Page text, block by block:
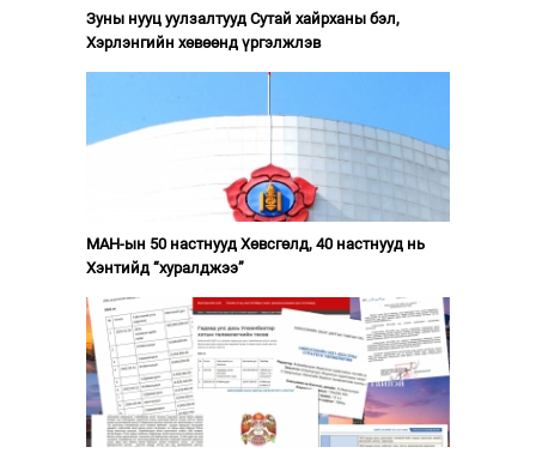
Зуны нууц уулзалтууд Сутай хайрханы бэл,
Хэрлэнгийн хөвөөнд үргэлжлэв
МАН-ын 50 настнууд Хөвсгөлд, 40 настнууд нь
Хэнтийд “хуралджээ”